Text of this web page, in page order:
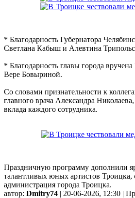
* Благодарность Губернатора
Светлана Кабыш и Алевтина
* Благодарность главы города
Вере Бовыриной.
Со словами признательности к
главного врача Александра
вклада каждого сотрудника.
Праздничную программу дополнили
талантливых юных артистов Троицка,
администрация города Троицка.
автор: Dmitry74 | 20-06-2026, 12:30 |